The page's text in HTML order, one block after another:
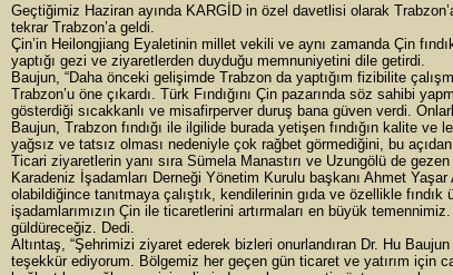
Geçtiğimiz Haziran ayında KARGİD in özel davetlisi olarak
tekrar Trabzon’a geldi.
Çin’in Heilongjiang Eyaletinin millet vekili ve aynı zamanda Çin
yaptığı gezi ve ziyaretlerden duyduğu memnuniyetini dile getirdi.
Baujun, “Daha önceki gelişimde Trabzon da yaptığım fizibilite
Trabzon’u öne çıkardı. Türk Fındığını Çin pazarında söz sahibi
gösterdiği sıcakkanlı ve misafirperver duruş bana güven verdi.
Baujun, Trabzon fındığı ile ilgilide burada yetişen fındığın kalite ve
yağsız ve tatsız olması nedeniyle çok rağbet görmediğini, bu açıdan
Ticari ziyaretlerin yanı sıra Sümela Manastırı ve Uzungölü de
Karadeniz İşadamları Derneği Yönetim Kurulu başkanı Ahmet Yaşar
olabildiğince tanıtmaya çalıştık, kendilerinin gıda ve özellikle
işadamlarımızın Çin ile ticaretlerini artırmaları en büyük
güldüreceğiz. Dedi.
Altıntaş, “Şehrimizi ziyaret ederek bizleri onurlandıran Dr. Hu
teşekkür ediyorum. Bölgemiz her geçen gün ticaret ve yatırım için